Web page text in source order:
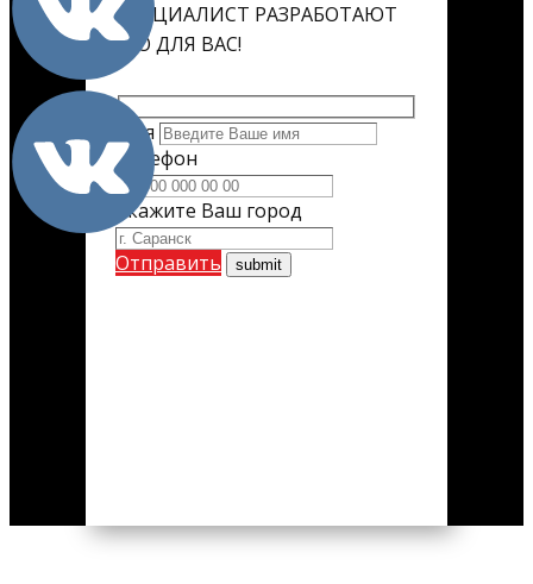
СПЕЦИАЛИСТ РАЗРАБОТАЮТ
ЕГО ДЛЯ ВАС!
Имя
Телефон
Укажите Ваш город
Отправить